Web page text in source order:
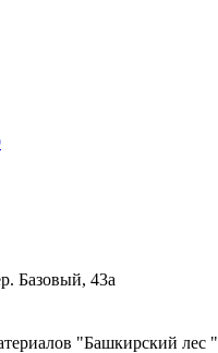
Базовый, 43а
"Башкирский лес "